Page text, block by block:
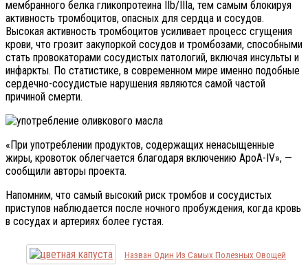
мембранного белка гликопротеина IIb/IIIa, тем самым блокируя
активность тромбоцитов, опасных для сердца и сосудов.
Высокая активность тромбоцитов усиливает процесс сгущения
крови, что грозит закупоркой сосудов и тромбозами, способными
стать провокаторами сосудистых патологий, включая инсульты и
инфаркты. По статистике, в современном мире именно подобные
сердечно-сосудистые нарушения являются самой частой
причиной смерти.
«При употреблении продуктов, содержащих ненасыщенные
жиры, кровоток облегчается благодаря включению ApoA-IV», —
сообщили авторы проекта.
Напомним, что самый высокий риск тромбов и сосудистых
приступов наблюдается после ночного пробуждения, когда кровь
в сосудах и артериях более густая.
Назван Один Из Самых Полезных Овощей